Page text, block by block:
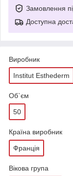
Замовлення
Доступна
Виробник
Institut Esthederm
Об`єм
50
Країна виробник
Франція
Вікова група